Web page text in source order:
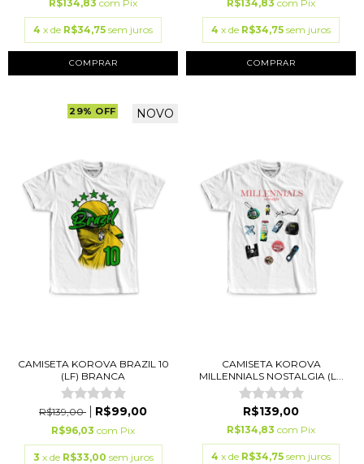
R$134,83 com Pix
4 x de R$34,75 sem juros
COMPRAR
R$134,83 com Pix
4 x de R$34,75 sem juros
COMPRAR
29% OFF NOVO
CAMISETA KOROVA BRAZIL 10
(LF) BRANCA
R$139,00 R$99,00
R$96,03 com Pix
3 x de R$33,00 sem juros
CAMISETA KOROVA
MILLENNIALS NOSTALGIA (L...
R$139,00
R$134,83 com Pix
4 x de R$34,75 sem juros